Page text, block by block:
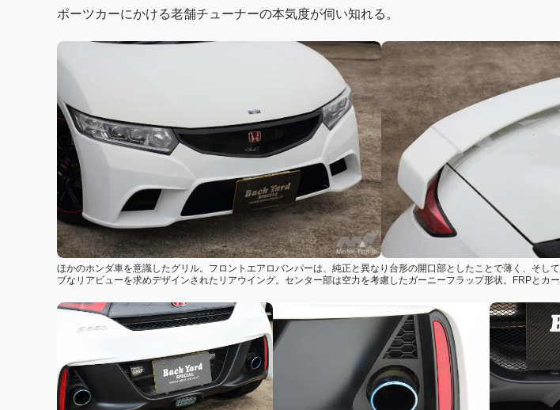
ポーツカーにかける老舗チューナーの本気度が伺い知れる。
ほかのホンダ車を意識したグリル。フロントエアロバンパーは、純正と異なり台形の開口部としたことで薄く、そし
ブなリアビューを求めデザインされたリアウイング。センター部は空力を考慮したガーニーフラップ形状。FRPとカー